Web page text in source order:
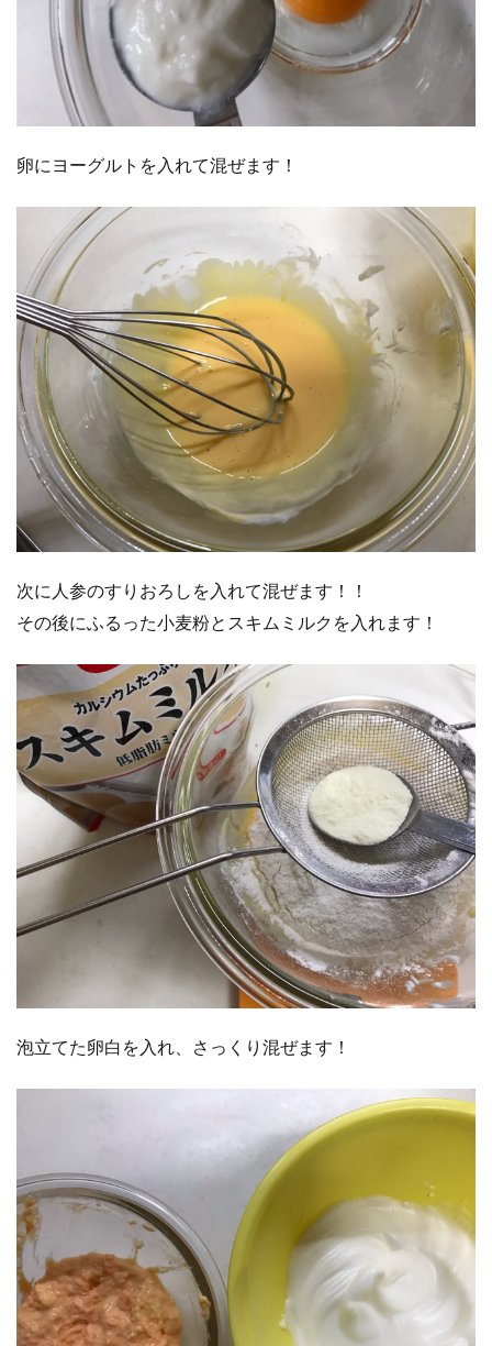
卵にヨーグルトを入れて混ぜます！
次に人参のすりおろしを入れて混ぜます！！
その後にふるった小麦粉とスキムミルクを入れます！
泡立てた卵白を入れ、さっくり混ぜます！